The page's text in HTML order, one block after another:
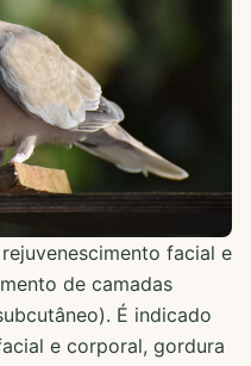
facial e
de camadas
É indicado
e corporal, gordura